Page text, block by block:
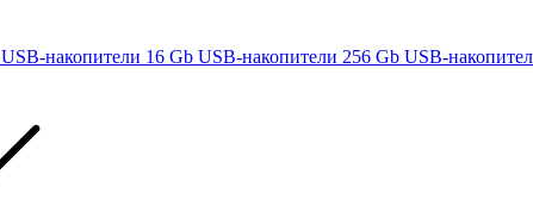
USB-накопители 16 Gb USB-накопители 256 Gb USB-